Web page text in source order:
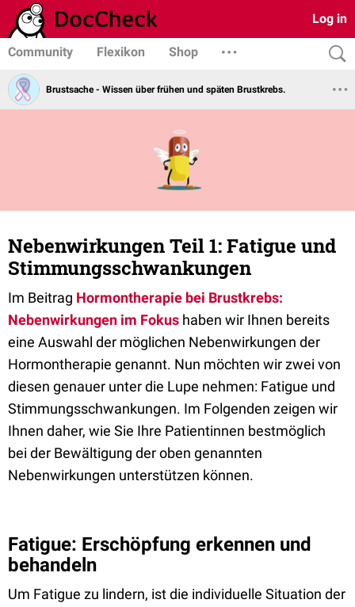
Log in
Community Flexikon Shop
Brustsache - Wissen über frühen und späten Brustkrebs.
Nebenwirkungen Teil 1: Fatigue und
Stimmungsschwankungen
Im Beitrag Hormontherapie bei Brustkrebs:
Nebenwirkungen im Fokus haben wir Ihnen bereits
eine Auswahl der möglichen Nebenwirkungen der
Hormontherapie genannt. Nun möchten wir zwei von
diesen genauer unter die Lupe nehmen: Fatigue und
Stimmungsschwankungen. Im Folgenden zeigen wir
Ihnen daher, wie Sie Ihre Patientinnen bestmöglich
bei der Bewältigung der oben genannten
Nebenwirkungen unterstützen können.
Fatigue: Erschöpfung erkennen und
behandeln
Um Fatigue zu lindern, ist die individuelle Situation der